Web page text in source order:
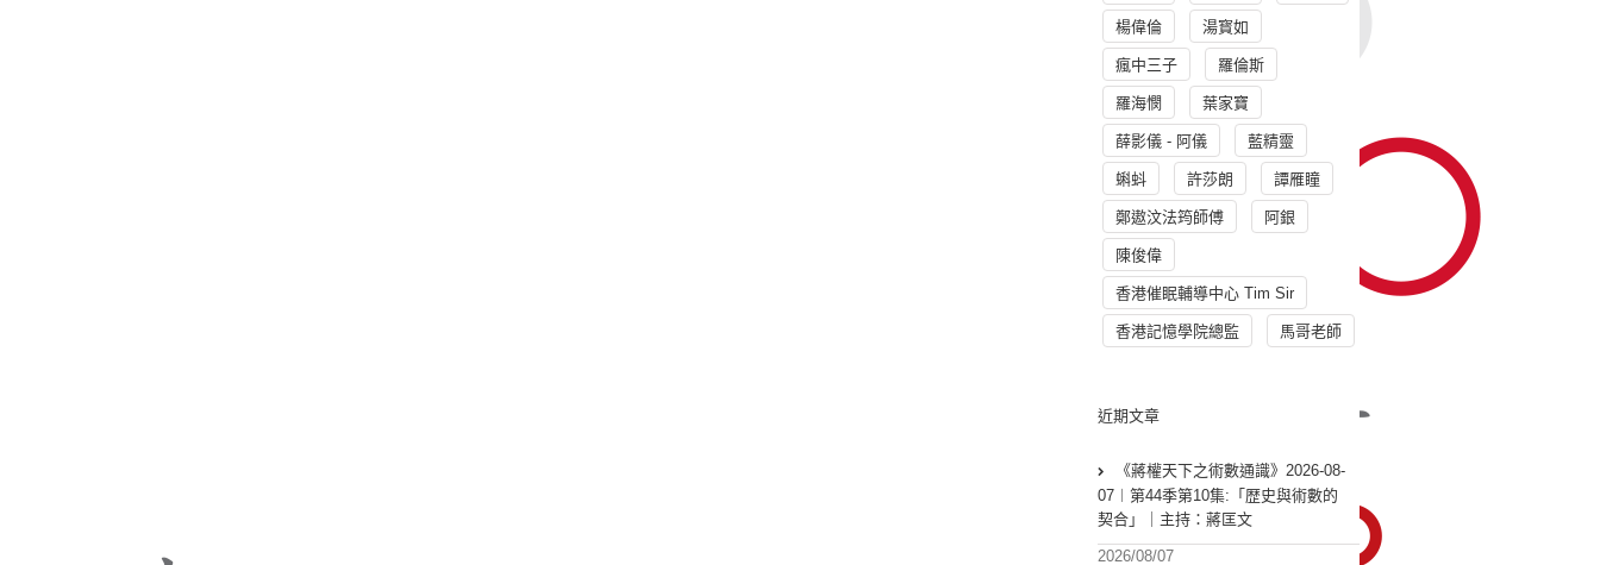
楊偉倫 湯寳如
瘋中三子 羅倫斯
羅海憫 葉家寶
薛影儀 - 阿儀 藍精靈
蝌蚪 許莎朗 譚雁瞳
鄭遨汶法筠師傅 阿銀
陳俊偉
香港催眠輔導中心 Tim Sir
香港記憶學院總監 馬哥老師
近期文章
《蔣權天下之術數通識》2026-08-
07︱第44季第10集:「歴史與術數的
契合」｜主持：蔣匡文
2026/08/07